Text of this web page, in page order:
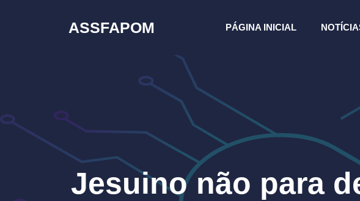
ASSFAPOM PÁGINA INICIAL
Jesuino não para